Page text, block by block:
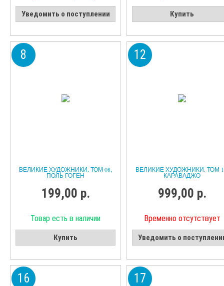
Уведомить о поступлении Купить
8
ВЕЛИКИЕ ХУДОЖНИКИ. ТОМ 08,
ПОЛЬ ГОГЕН
199,00 р.
Товар есть в наличии
Купить
12
ВЕЛИКИЕ ХУДОЖНИКИ. ТОМ
КАРАВАДЖО
999,00 р.
Временно отсутствует
Уведомить о
16 17